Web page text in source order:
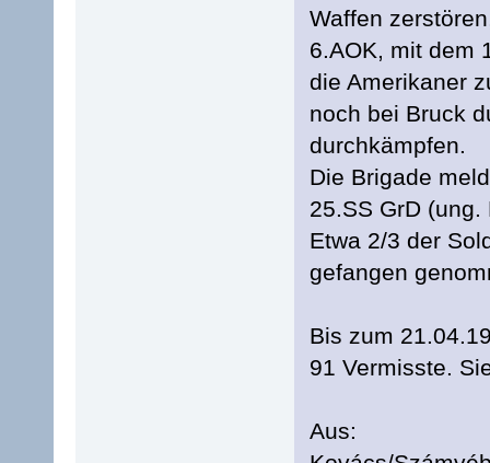
Waffen
6.AOK, mit dem
die Amerikaner
noch bei Bruck
durchkämpfen.
Die Brigade
25.SS GrD
Etwa 2/3 der
gefangen
Bis zum
91 Vermisste.
Aus: